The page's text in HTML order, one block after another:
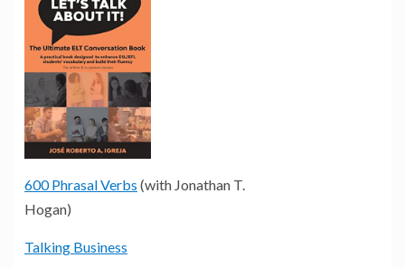
600 Phrasal Verbs (with Jonathan T.
Hogan)
Talking Business